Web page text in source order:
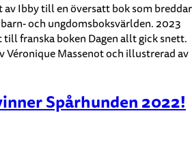
av Ibby till en översatt bok som breddar
och ungdomsboksvärlden. 2023
franska boken Dagen allt gick snett.
Véronique Massenot och illustrerad av
Spårhunden 2022!